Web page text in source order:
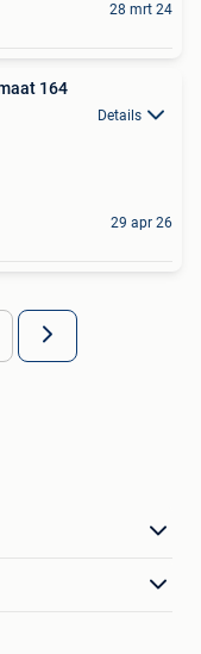
28 mrt 24
164
Details
29 apr 26